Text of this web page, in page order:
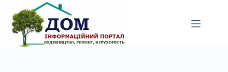
вмісту